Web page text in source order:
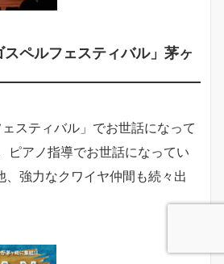
ペルフェスティバル」茅ヶ
ェスティバル」でお世話になって
ピアノ指導でお世話になってい
、強力なクワイヤ仲間も続々出